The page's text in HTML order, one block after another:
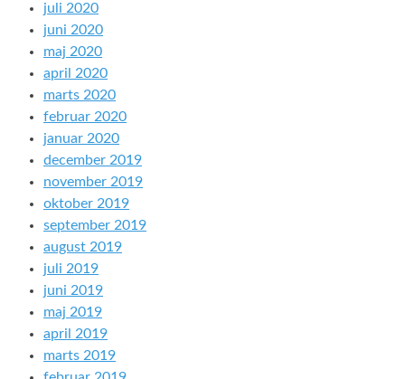
juli 2020
juni 2020
maj 2020
april 2020
marts 2020
februar 2020
januar 2020
december 2019
november 2019
oktober 2019
september 2019
august 2019
juli 2019
juni 2019
maj 2019
april 2019
marts 2019